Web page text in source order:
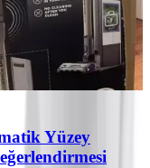
Yüzey